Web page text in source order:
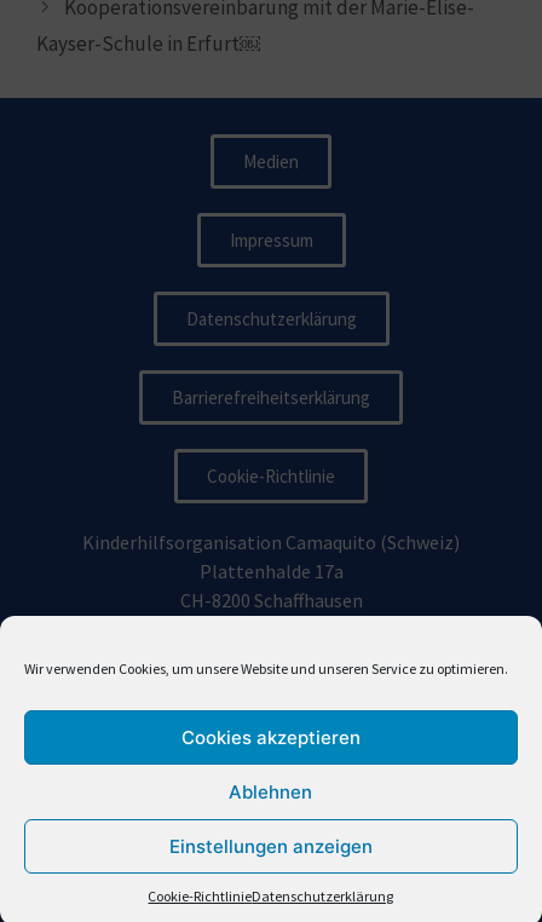
Wir verwenden Cookies, um unsere Website und unseren Service zu optimieren.
Cookies akzeptieren
Ablehnen
Einstellungen anzeigen
Cookie-RichtlinieDatenschutzerklärung
Kooperationsvereinbarung mit der Marie-Elise-
Kayser-Schule in Erfurt￼
Medien
Impressum
Datenschutzerklärung
Barrierefreiheitserklärung
Cookie-Richtlinie
Kinderhilfsorganisation Camaquito (Schweiz)
Plattenhalde 17a
CH-8200 Schaffhausen
München
Camaquito (en Español)